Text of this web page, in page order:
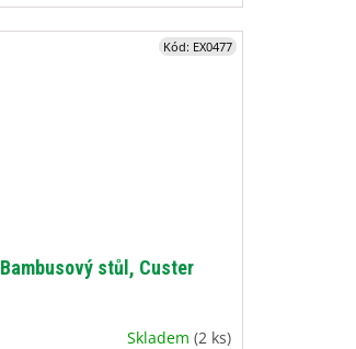
Bambusový stůl, Custer
Skladem (2 ks)
Kód: EX0477